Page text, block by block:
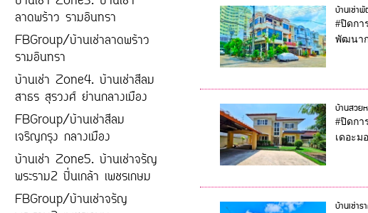
ลาดพร้าว รามอินทรา
FBGroup/บ้านเช่าลาดพร้าว
รามอินทรา
บ้านเช่า Zone4. บ้านเช่าสีลม
สาธร สุรวงศ์ ย่านกลางเมือง
FBGroup/บ้านเช่าสีลม
เจริญกรุง กลางเมือง
บ้านเช่า Zone5. บ้านเช่าจรัญ
พระราม2 ปิ่นเกล้า เพชรเกษม
FBGroup/บ้านเช่าจรัญ
บ้านเช่า
#ปิดกา
พัฒนาก
บ้านสวย
#ปิดกา
เดอะม
บ้านเช่า